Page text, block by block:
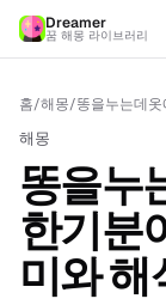
Dreamer
꿈 해몽 라이브러리
홈/해몽/똥을누는데
해몽
똥을누
한기분
미와 해